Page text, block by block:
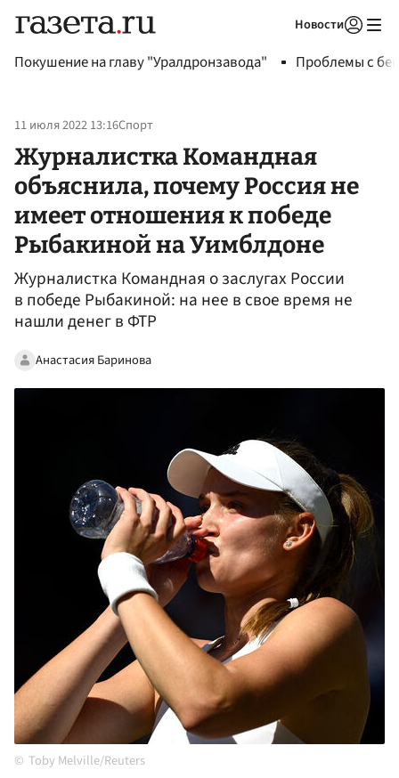
Новости
Покушение на главу "Уралдронзавода" Проблемы с
11 июля 2022 13:16Спорт
Журналистка Командная
объяснила, почему Россия не
имеет отношения к победе
Рыбакиной на Уимблдоне
Журналистка Командная о заслугах России
в победе Рыбакиной: на нее в свое время не
нашли денег в ФТР
Анастасия Баринова
Toby Melville/Reuters